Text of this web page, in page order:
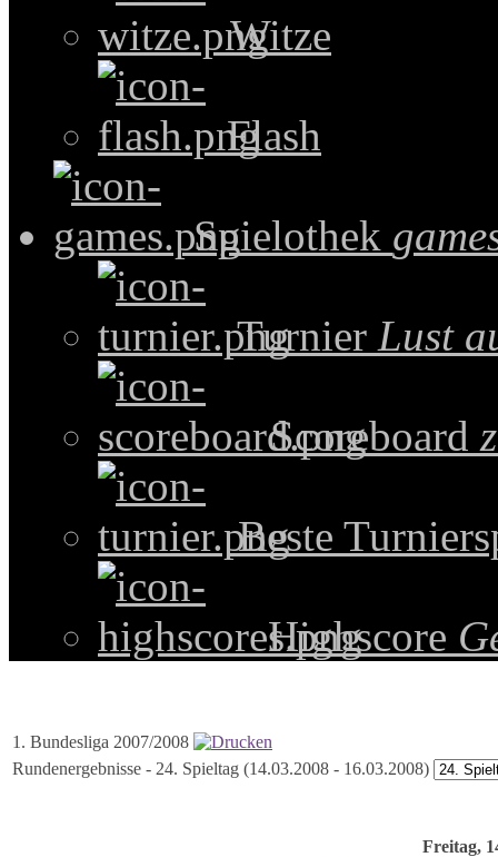
Witze
Flash
Spielothek
Turnier Lust
Scoreboard
Beste
Highscore
1. Bundesliga 2007/2008
Rundenergebnisse - 24. Spieltag (14.03.2008 - 16.03.2008)
Freitag,